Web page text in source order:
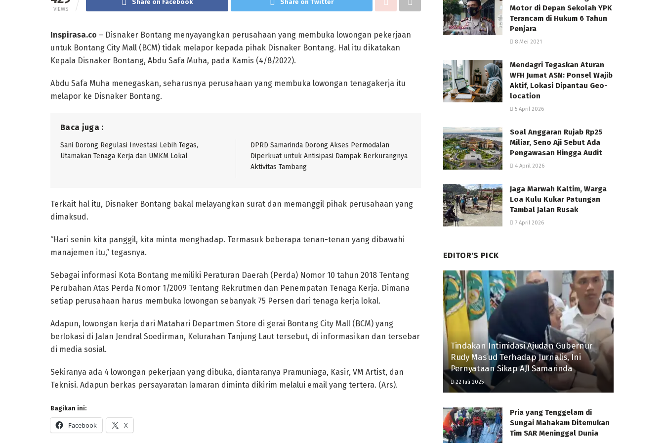
VIEWS
Share on Facebook Share on Twitter
Inspirasa.co – Disnaker Bontang menyayangkan perusahaan yang membuka lowongan pekerjaan
untuk Bontang City Mall (BCM) tidak melapor kepada pihak Disnaker Bontang. Hal itu dikatakan
Kepala Disnaker Bontang, Abdu Safa Muha, pada Kamis (4/8/2022).
Abdu Safa Muha menegaskan, seharusnya perusahaan yang membuka lowongan tenagakerja itu
melapor ke Disnaker Bontang.
Baca juga :
Sani Dorong Regulasi Investasi Lebih Tegas,
Utamakan Tenaga Kerja dan UMKM Lokal
DPRD Samarinda Dorong Akses Permodalan
Diperkuat untuk Antisipasi Dampak Berkurangnya
Aktivitas Tambang
Terkait hal itu, Disnaker Bontang bakal melayangkan surat dan memanggil pihak perusahaan yang
dimaksud.
“Hari senin kita panggil, kita minta menghadap. Termasuk beberapa tenan-tenan yang dibawahi
manajemen itu,” tegasnya.
Sebagai informasi Kota Bontang memiliki Peraturan Daerah (Perda) Nomor 10 tahun 2018 Tentang
Perubahan Atas Perda Nomor 1/2009 Tentang Rekrutmen dan Penempatan Tenaga Kerja. Dimana
setiap perusahaan harus membuka lowongan sebanyak 75 Persen dari tenaga kerja lokal.
Adapun, lowongan kerja dari Matahari Departmen Store di gerai Bontang City Mall (BCM) yang
berlokasi di Jalan Jendral Soedirman, Kelurahan Tanjung Laut tersebut, di informasikan dan tersebar
di media sosial.
Sekiranya ada 4 lowongan pekerjaan yang dibuka, diantaranya Pramuniaga, Kasir, VM Artist, dan
Teknisi. Adapun berkas persayaratan lamaran diminta dikirim melalui email yang tertera. (Ars).
Bagikan ini:
Facebook X
Motor di Depan Sekolah YPK
Terancam di Hukum 6 Tahun
Penjara
8 Mei 2021
Mendagri Tegaskan Aturan
WFH Jumat ASN: Ponsel Wajib
Aktif, Lokasi Dipantau Geo-
location
5 April 2026
Soal Anggaran Rujab Rp25
Miliar, Seno Aji Sebut Ada
Pengawasan Hingga Audit
4 April 2026
Jaga Marwah Kaltim, Warga
Loa Kulu Kukar Patungan
Tambal Jalan Rusak
7 April 2026
EDITOR'S PICK
Tindakan Intimidasi Ajudan Gubernur
Rudy Mas’ud Terhadap Jurnalis, Ini
Pernyataan Sikap AJI Samarinda
22 Juli 2025
Pria yang Tenggelam di
Sungai Mahakam Ditemukan
Tim SAR Meninggal Dunia